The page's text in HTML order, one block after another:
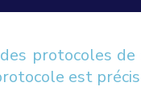
protocoles
est